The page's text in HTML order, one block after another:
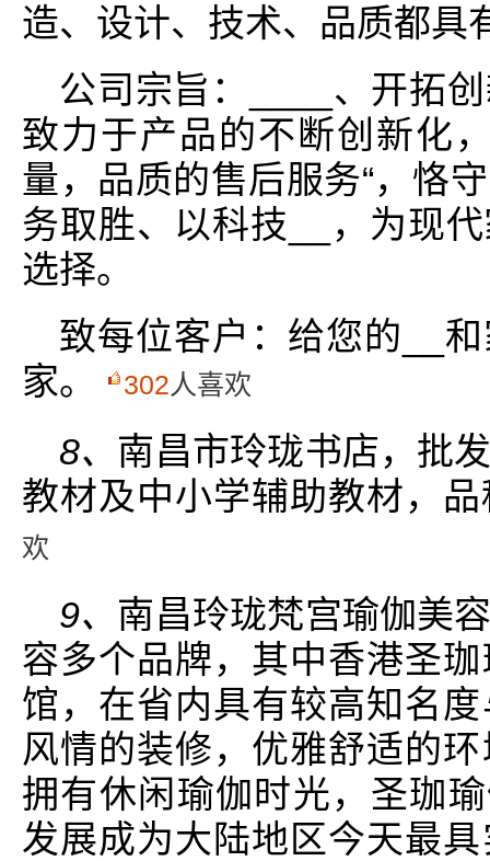
造、设计、技术、品质都具
公司宗旨：____、开拓
致力于产品的不断创新化
量，品质的售后服务“，恪
务取胜、以科技__，为现
选择。
致每位客户：给您的__
家。
302人喜欢
8、 南昌市玲珑书店，批
教材及中小学辅助教材，
欢
9、 南昌玲珑梵宫瑜伽美
容多个品牌，其中香港圣
馆，在省内具有较高知名
风情的装修，优雅舒适的
拥有休闲瑜伽时光，圣珈
发展成为大陆地区今天最